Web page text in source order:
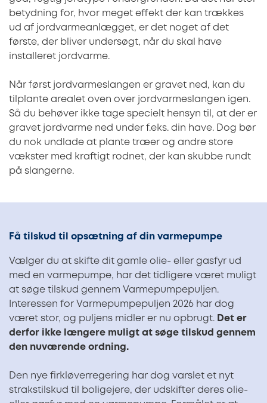
betydning for, hvor meget effekt der kan trækkes
ud af jordvarmeanlægget, er det noget af det
første, der bliver undersøgt, når du skal have
installeret jordvarme.
Når først jordvarmeslangen er gravet ned, kan du
tilplante arealet oven over jordvarmeslangen igen.
Så du behøver ikke tage specielt hensyn til, at der er
gravet jordvarme ned under f.eks. din have. Dog bør
du nok undlade at plante træer og andre store
vækster med kraftigt rodnet, der kan skubbe rundt
på slangerne.
Få tilskud til opsætning af din varmepumpe
Vælger du at skifte dit gamle olie- eller gasfyr ud
med en varmepumpe, har det tidligere været muligt
at søge tilskud gennem Varmepumpepuljen.
Interessen for Varmepumpepuljen 2026 har dog
været stor, og puljens midler er nu opbrugt. Det er
derfor ikke længere muligt at søge tilskud gennem
den nuværende ordning.
Den nye firkløverregering har dog varslet et nyt
strakstilskud til boligejere, der udskifter deres olie-